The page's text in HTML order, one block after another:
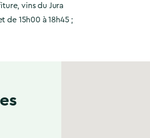
vins du Jura
de 15h00 à 18h45 ;